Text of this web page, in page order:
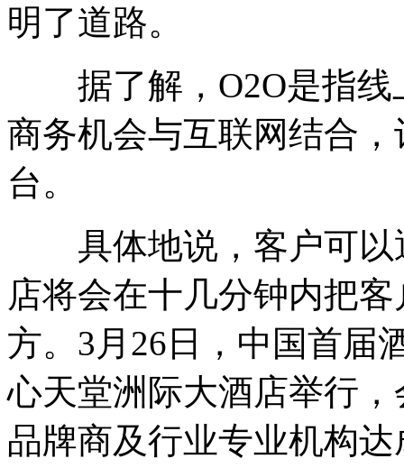
明了道路。
据了解，O2O是指线
商务机会与互联网结合
台。
具体地说，客户可以
店将会在十几分钟内把
方。3月26日，中国首届
心天堂洲际大酒店举行
品牌商及行业专业机构